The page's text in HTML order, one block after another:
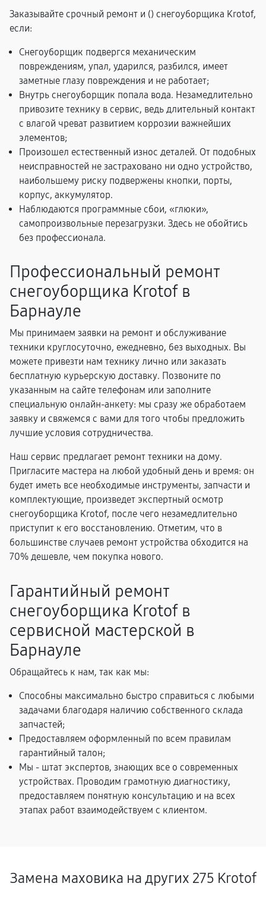
Заказывайте срочный ремонт и () снегоуборщика Krotof,
если:
Снегоуборщик подвергся механическим
повреждениям, упал, ударился, разбился, имеет
заметные глазу повреждения и не работает;
Внутрь снегоуборщик попала вода. Незамедлительно
привозите технику в сервис, ведь длительный контакт
с влагой чреват развитием коррозии важнейших
элементов;
Произошел естественный износ деталей. От подобных
неисправностей не застраховано ни одно устройство,
наибольшему риску подвержены кнопки, порты,
корпус, аккумулятор.
Наблюдаются программные сбои, «глюки»,
самопроизвольные перезагрузки. Здесь не обойтись
без профессионала.
Профессиональный ремонт
снегоуборщика Krotof в
Барнауле
Мы принимаем заявки на ремонт и обслуживание
техники круглосуточно, ежедневно, без выходных. Вы
можете привезти нам технику лично или заказать
бесплатную курьерскую доставку. Позвоните по
указанным на сайте телефонам или заполните
специальную онлайн-анкету: мы сразу же обработаем
заявку и свяжемся с вами для того чтобы предложить
лучшие условия сотрудничества.
Наш сервис предлагает ремонт техники на дому.
Пригласите мастера на любой удобный день и время: он
будет иметь все необходимые инструменты, запчасти и
комплектующие, произведет экспертный осмотр
снегоуборщика Krotof, после чего незамедлительно
приступит к его восстановлению. Отметим, что в
большинстве случаев ремонт устройства обходится на
70% дешевле, чем покупка нового.
Гарантийный ремонт
снегоуборщика Krotof в
сервисной мастерской в
Барнауле
Обращайтесь к нам, так как мы:
Способны максимально быстро справиться с любыми
задачами благодаря наличию собственного склада
запчастей;
Предоставляем оформленный по всем правилам
гарантийный талон;
Мы - штат экспертов, знающих все о современных
устройствах. Проводим грамотную диагностику,
предоставляем понятную консультацию и на всех
этапах работ взаимодействуем с клиентом.
Замена маховика на других 275 Krotof